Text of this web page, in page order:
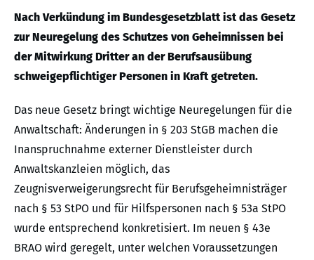
Nach Verkündung im Bundesgesetzblatt ist das Gesetz
zur Neuregelung des Schutzes von Geheimnissen bei
der Mitwirkung Dritter an der Berufsausübung
schweigepflichtiger Personen in Kraft getreten.
Das neue Gesetz bringt wichtige Neuregelungen für die
Anwaltschaft: Änderungen in § 203 StGB machen die
Inanspruchnahme externer Dienstleister durch
Anwaltskanzleien möglich, das
Zeugnisverweigerungsrecht für Berufsgeheimnisträger
nach § 53 StPO und für Hilfspersonen nach § 53a StPO
wurde entsprechend konkretisiert. Im neuen § 43e
BRAO wird geregelt, unter welchen Voraussetzungen